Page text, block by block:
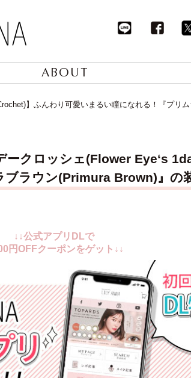
ABOUT
】ふんわり可愛いまるい瞳になれる！『プリ
クロッシェ(Flower Eye‘s
ラウン(Primura Brown)』の
↓↓公式アプリDLで
円OFFクーポンをゲット↓↓